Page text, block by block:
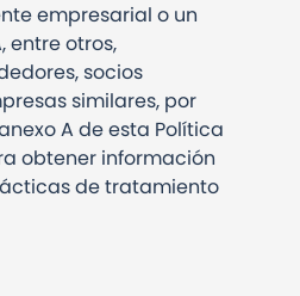
empresarial o un
entre otros,
socios
similares, por
A de esta Política
obtener información
de tratamiento